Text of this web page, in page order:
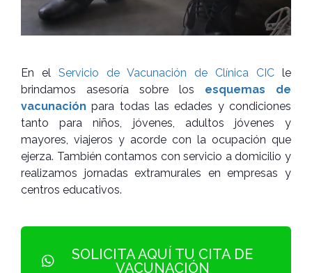
En el Servicio de Vacunación de Clínica CIC le
brindamos asesoría sobre los esquemas de
vacunación para todas las edades y condiciones
tanto para niños, jóvenes, adultos jóvenes y
mayores, viajeros y acorde con la ocupación que
ejerza. También contamos con servicio a domicilio y
realizamos jornadas extramurales en empresas y
centros educativos.
SOLICITA AQUÍ TU CITA DE
VACUNACIÓN